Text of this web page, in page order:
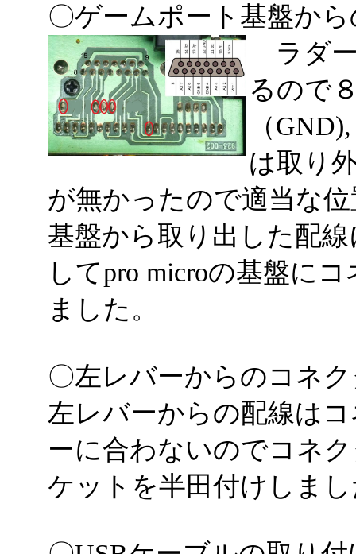
〇ゲームポート基盤か
ラダー
るので
（
は取り
が無かったので適当な
基盤から取り出した配
してpro microの基盤に
ました。
〇左レバーからのコネ
左レバーからの配線は
ーに合わないのでコネ
ケットを半田付けしま